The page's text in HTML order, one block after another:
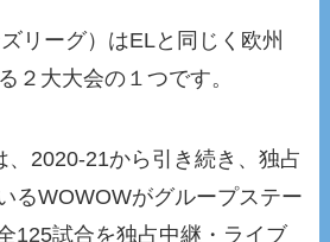
リーグ）はELと同じく欧州
２大大会の１つです。
、2020-21から引き続き、独占
るWOWOWがグループステー
125試合を独占中継・ライブ